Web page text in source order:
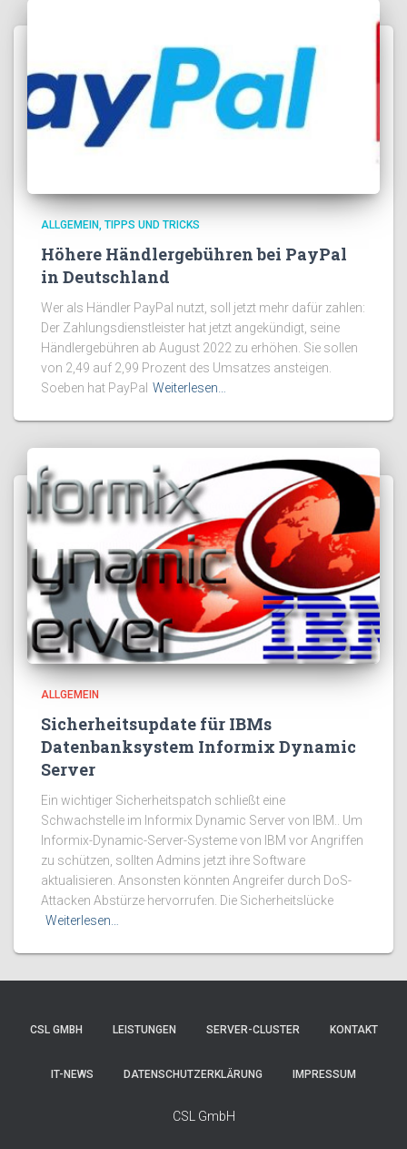
ALLGEMEIN TIPPS UND TRICKS
Höhere Händlergebühren bei PayPal
in Deutschland
Wer als Händler PayPal nutzt, soll jetzt mehr dafür zahlen:
Der Zahlungsdienstleister hat jetzt angekündigt, seine
Händlergebühren ab August 2022 zu erhöhen. Sie sollen
von 2,49 auf 2,99 Prozent des Umsatzes ansteigen.
Soeben hat PayPal Weiterlesen…
ALLGEMEIN
Sicherheitsupdate für IBMs
Datenbanksystem Informix Dynamic
Server
Ein wichtiger Sicherheitspatch schließt eine
Schwachstelle im Informix Dynamic Server von IBM.. Um
Informix-Dynamic-Server-Systeme von IBM vor Angriffen
zu schützen, sollten Admins jetzt ihre Software
aktualisieren. Ansonsten könnten Angreifer durch DoS-
Attacken Abstürze hervorrufen. Die Sicherheitslücke
Weiterlesen…
CSL GMBH LEISTUNGEN SERVER-CLUSTER KONTAKT
IT-NEWS DATENSCHUTZERKLÄRUNG IMPRESSUM
CSL GmbH